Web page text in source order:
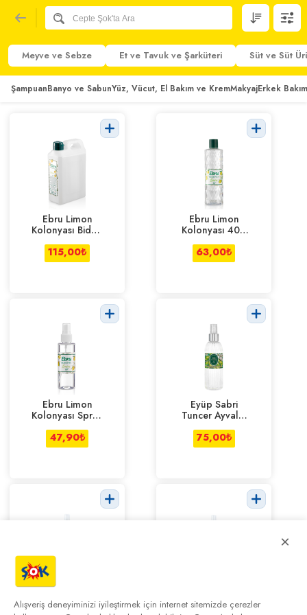
Meyve ve Sebze Et ve Tavuk ve Şarküteri Süt ve Süt
ŞampuanBanyo ve SabunYüz, Vücut, El Bakım ve KremMakyajErkek
Ebru Limon
Kolonyası Bidon
1 Lt
115,00₺
Ebru Limon
Kolonyası 400
ml
63,00₺
Ebru Limon
Kolonyası Sprey
150 ml
47,90₺
Eyüp Sabri
Tuncer Ayvalık
Zeytin Çiçeği
Kolonya 150 Ml
75,00₺
Eyüp Sabri
Tuncer Kiraz
Çiçeği
Tuncer Okyanus
Kolonyası 150
×
Alışveriş deneyiminizi iyileştirmek için internet sitemizde çerezler